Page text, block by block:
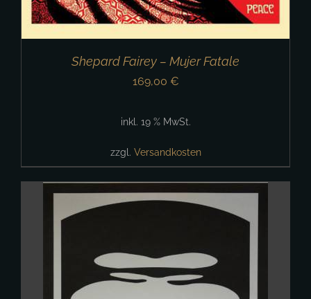
Shepard Fairey – Mujer Fatale
169,00 €
inkl. 19 % MwSt.
zzgl. Versandkosten